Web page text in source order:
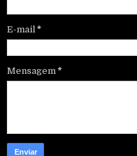
E-mail *
Mensagem *